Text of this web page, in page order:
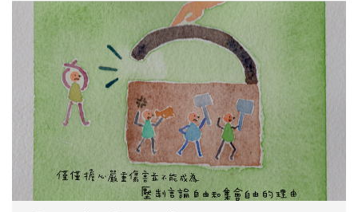
權勢的女性」。